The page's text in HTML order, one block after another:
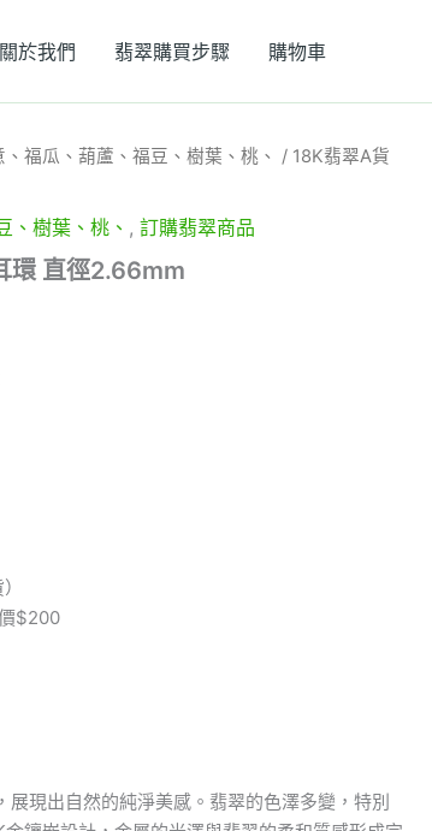
關於我們 翡翠購買步驟 購物車
福瓜、葫蘆、福豆、樹葉、桃、
/ 18K翡翠A貨
、樹葉、桃、 ,訂購翡翠商品
環 直徑2.66mm
$200
現出自然的純淨美感。翡翠的色澤多變，特別